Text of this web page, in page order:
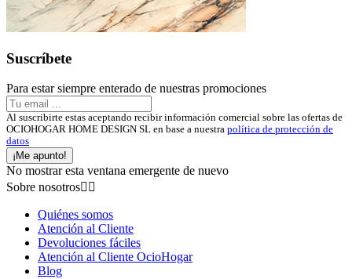
Suscríbete
Para estar siempre enterado de nuestras promociones
Al suscribirte estas aceptando recibir información comercial sobre las ofertas de
OCIOHOGAR HOME DESIGN SL en base a nuestra política de protección de
datos
¡Me apunto!
No mostrar esta ventana emergente de nuevo
Sobre nosotros 
Quiénes somos
Atención al Cliente
Devoluciones fáciles
Atención al Cliente OcioHogar
Blog